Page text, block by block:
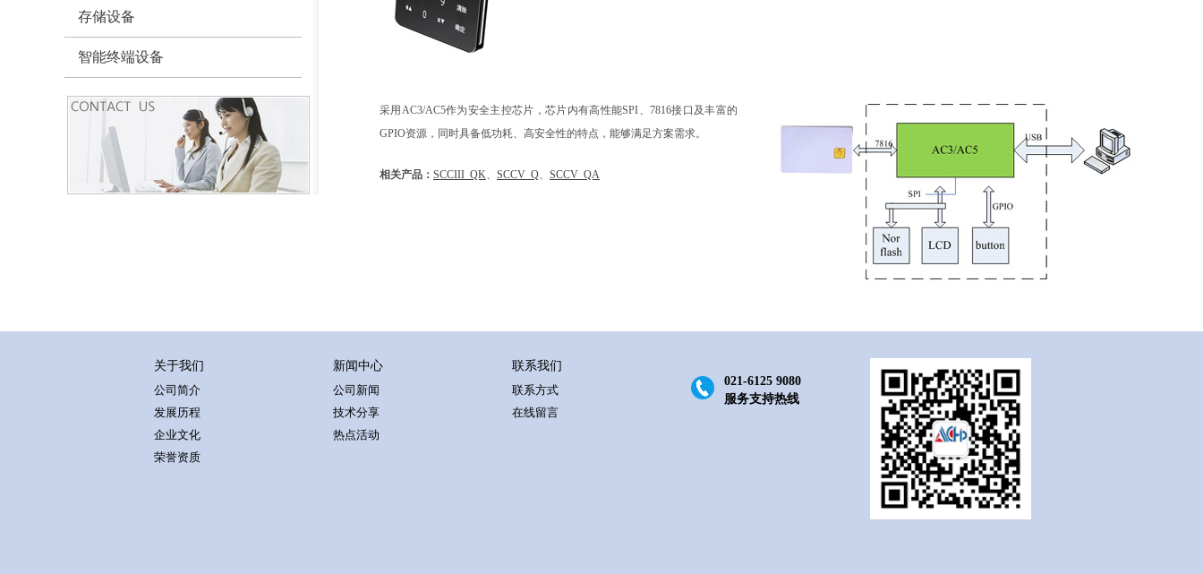
存储设备
智能终端设备
采用AC3/AC5作为安全主控芯片，芯片内有高性能SPI、7816接口及丰富的
GPIO资源，同时具备低功耗、高安全性的特点，能够满足方案需求。
相关产品： SCCIII_QK、 SCCV_Q、 SCCV_QA
关于我们
公司简介
发展历程
企业文化
荣誉资质
新闻中心
公司新闻
技术分享
热点活动
联系我们
联系方式
在线留言
021-6125 9080
服务支持热线